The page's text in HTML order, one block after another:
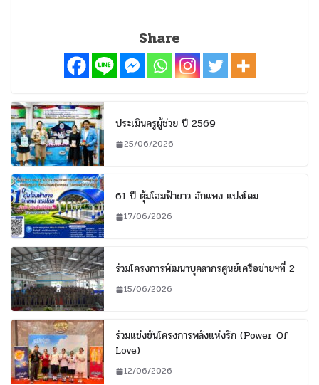
Share
ประเมินครูผู้ช่วย ปี 2569
25/06/2026
61 ปี ตุ้มโฮมฟ้าขาว ฮักแพง แปงโดม
17/06/2026
ร่วมโครงการพัฒนาบุคลากรศูนย์เครือข่ายฯที่ 2
15/06/2026
ร่วมแข่งขันโครงการพลังแห่งรัก (Power Of
Love)
12/06/2026